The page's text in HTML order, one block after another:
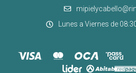
Lunes a Viernes de